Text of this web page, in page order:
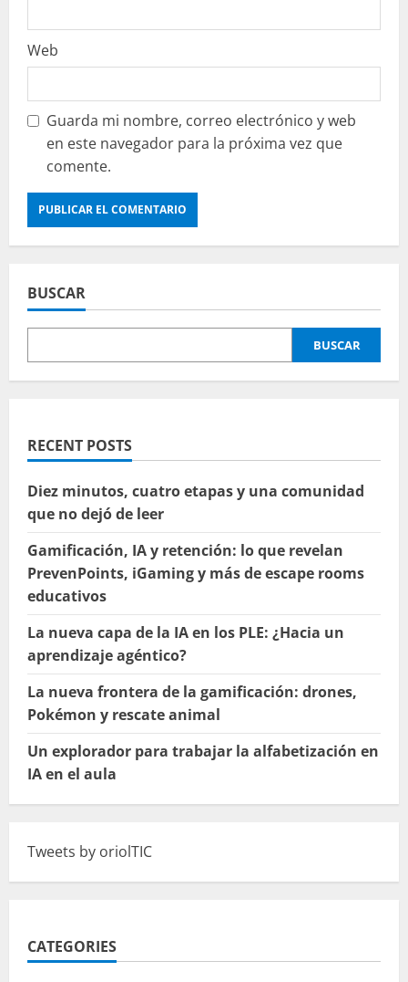
Web
Guarda mi nombre, correo electrónico y web
en este navegador para la próxima vez que
comente.
BUSCAR
BUSCAR
RECENT POSTS
Diez minutos, cuatro etapas y una comunidad
que no dejó de leer
Gamificación, IA y retención: lo que revelan
PrevenPoints, iGaming y más de escape rooms
educativos
La nueva capa de la IA en los PLE: ¿Hacia un
aprendizaje agéntico?
La nueva frontera de la gamificación: drones,
Pokémon y rescate animal
Un explorador para trabajar la alfabetización en
IA en el aula
Tweets by oriolTIC
CATEGORIES